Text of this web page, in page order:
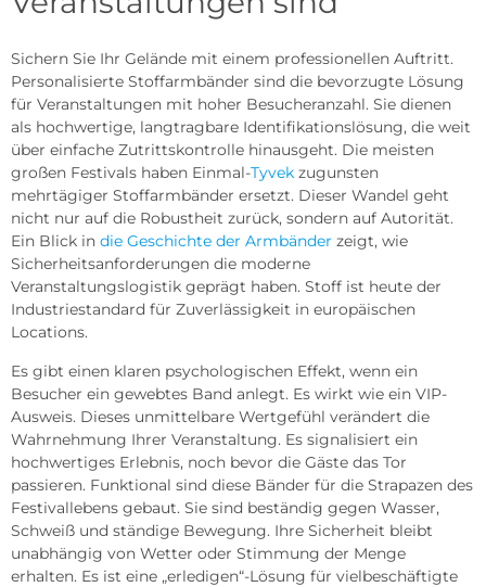
Sichern Sie Ihr Gelände mit einem professionellen Auftritt.
Personalisierte Stoffarmbänder sind die bevorzugte Lösung
für Veranstaltungen mit hoher Besucheranzahl. Sie dienen
als hochwertige, langtragbare Identifikationslösung, die weit
über einfache Zutrittskontrolle hinausgeht. Die meisten
großen Festivals haben Einmal-Tyvek zugunsten
mehrtägiger Stoffarmbänder ersetzt. Dieser Wandel geht
nicht nur auf die Robustheit zurück, sondern auf Autorität.
Ein Blick in die Geschichte der Armbänder zeigt, wie
Sicherheitsanforderungen die moderne
Veranstaltungslogistik geprägt haben. Stoff ist heute der
Industriestandard für Zuverlässigkeit in europäischen
Locations.
Es gibt einen klaren psychologischen Effekt, wenn ein
Besucher ein gewebtes Band anlegt. Es wirkt wie ein VIP-
Ausweis. Dieses unmittelbare Wertgefühl verändert die
Wahrnehmung Ihrer Veranstaltung. Es signalisiert ein
hochwertiges Erlebnis, noch bevor die Gäste das Tor
passieren. Funktional sind diese Bänder für die Strapazen des
Festivallebens gebaut. Sie sind beständig gegen Wasser,
Schweiß und ständige Bewegung. Ihre Sicherheit bleibt
unabhängig von Wetter oder Stimmung der Menge
erhalten. Es ist eine „erledigen“-Lösung für vielbeschäftigte